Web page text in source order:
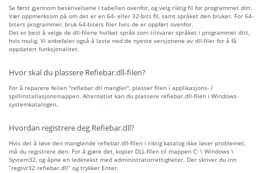
Se først gjennom beskrivelsene i tabellen ovenfor, og velg riktig fil for programmet ditt.
Vær oppmerksom på om det er en 64- eller 32-bits fil, samt språket den bruker. For 64-
biters programmer, bruk 64-biters filer hvis de er oppført ovenfor.
Det er best å velge de dll-filene hvilket språk som tilsvarer språket i programmet ditt,
hvis mulig. Vi anbefaler også å laste ned de nyeste versjonene av dll-filer for å få
oppdatert funksjonalitet.
Hvor skal du plassere Refiebar.dll-filen?
For å reparere feilen "refiebar.dll mangler", plasser filen i applikasjons- /
spillinstallasjonsmappen. Alternativt kan du plassere refiebar.dll-filen i Windows-
systemkatalogen.
Hvordan registrere deg Refiebar.dll?
Hvis det å løse den manglende refiebar.dll-filen i riktig katalog ikke løser problemet,
må du registrere den. For å gjøre det, kopier DLL-filen til mappen C: \ Windows \
System32, og åpne en ledetekst med administratorrettigheter. Der skriver du inn
“regsvr32 refiebar.dll” og trykker Enter.